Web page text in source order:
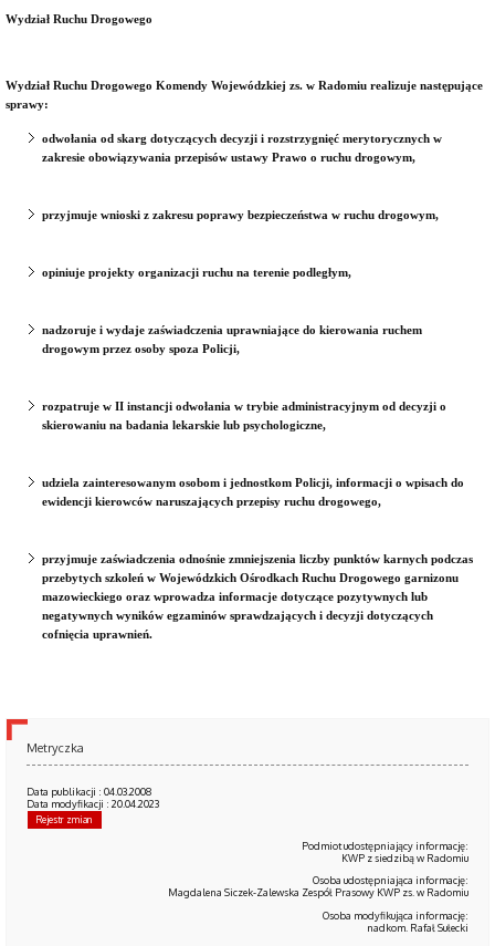
Wydział Ruchu Drogowego
Wydział Ruchu Drogowego Komendy Wojewódzkiej zs. w Radomiu realizuje następujące
sprawy:
odwołania od skarg dotyczących decyzji i rozstrzygnięć merytorycznych w
zakresie obowiązywania przepisów ustawy Prawo o ruchu drogowym,
przyjmuje wnioski z zakresu poprawy bezpieczeństwa w ruchu drogowym,
opiniuje projekty organizacji ruchu na terenie podległym,
nadzoruje i wydaje zaświadczenia uprawniające do kierowania ruchem
drogowym przez osoby spoza Policji,
rozpatruje w II instancji odwołania w trybie administracyjnym od decyzji o
skierowaniu na badania lekarskie lub psychologiczne,
udziela zainteresowanym osobom i jednostkom Policji, informacji o wpisach do
ewidencji kierowców naruszających przepisy ruchu drogowego,
przyjmuje zaświadczenia odnośnie zmniejszenia liczby punktów karnych podczas
przebytych szkoleń w Wojewódzkich Ośrodkach Ruchu Drogowego garnizonu
mazowieckiego oraz wprowadza informacje dotyczące pozytywnych lub
negatywnych wyników egzaminów sprawdzających i decyzji dotyczących
cofnięcia uprawnień.
Metryczka
Data publikacji : 04.03.2008
Data modyfikacji : 20.04.2023
Rejestr zmian
Podmiot udostępniający informację:
KWP z siedzibą w Radomiu
Osoba udostępniająca informację:
Magdalena Siczek-Zalewska Zespół Prasowy KWP zs. w Radomiu
Osoba modyfikująca informację:
nadkom. Rafał Sułecki